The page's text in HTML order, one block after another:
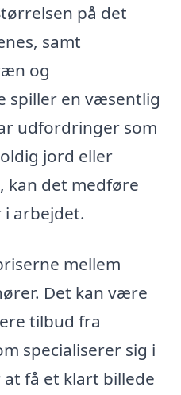
på det
samt
og
spiller en væsentlig
udfordringer som
jord eller
kan det medføre
arbejdet.
mellem
Det kan være
tilbud fra
specialiserer sig i
få et klart billede